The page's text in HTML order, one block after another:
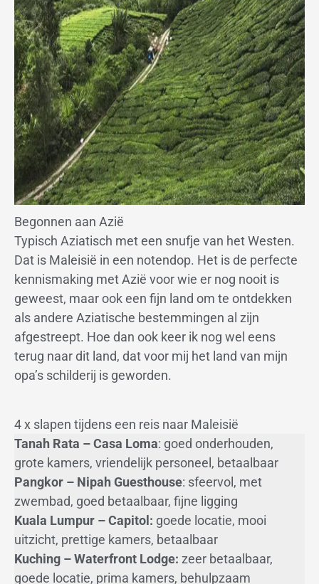
Begonnen aan Azië
Typisch Aziatisch met een snufje van het Westen.
Dat is Maleisië in een notendop. Het is de perfecte
kennismaking met Azië voor wie er nog nooit is
geweest, maar ook een fijn land om te ontdekken
als andere Aziatische bestemmingen al zijn
afgestreept. Hoe dan ook keer ik nog wel eens
terug naar dit land, dat voor mij het land van mijn
opa’s schilderij is geworden.
4 x slapen tijdens een reis naar Maleisië
Tanah Rata – Casa Loma: goed onderhouden,
grote kamers, vriendelijk personeel, betaalbaar
Pangkor – Nipah Guesthouse: sfeervol, met
zwembad, goed betaalbaar, fijne ligging
Kuala Lumpur – Capitol: goede locatie, mooi
uitzicht, prettige kamers, betaalbaar
Kuching – Waterfront Lodge: zeer betaalbaar,
goede locatie, prima kamers, behulpzaam